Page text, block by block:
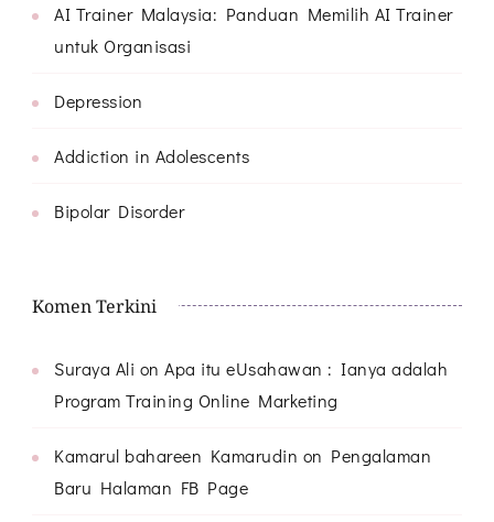
AI Trainer Malaysia: Panduan Memilih AI Trainer
untuk Organisasi
Depression
Addiction in Adolescents
Bipolar Disorder
Komen Terkini
Suraya Ali on Apa itu eUsahawan : Ianya adalah
Program Training Online Marketing
Kamarul bahareen Kamarudin on Pengalaman
Baru Halaman FB Page